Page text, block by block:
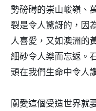
勢磅礡的崇山峻嶺、
裂是令人驚訝的，因
人喜愛，又如澳洲的
細砂令人樂而忘返。
頭在我們生命中令人
關愛這個受造世界就